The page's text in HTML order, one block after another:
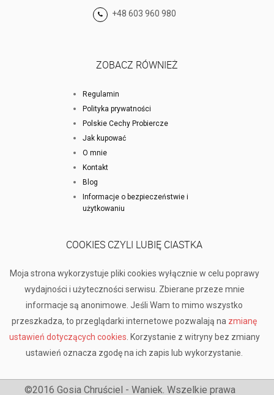
+48 603 960 980
ZOBACZ RÓWNIEŻ
Regulamin
Polityka prywatności
Polskie Cechy Probiercze
Jak kupować
O mnie
Kontakt
Blog
Informacje o bezpieczeństwie i
użytkowaniu
COOKIES CZYLI LUBIĘ CIASTKA
Moja strona wykorzystuje pliki cookies wyłącznie w celu poprawy
wydajności i użyteczności serwisu. Zbierane przeze mnie
informacje są anonimowe. Jeśli Wam to mimo wszystko
przeszkadza, to przeglądarki internetowe pozwalają na zmianę
ustawień dotyczących cookies . Korzystanie z witryny bez zmiany
ustawień oznacza zgodę na ich zapis lub wykorzystanie.
©2016 Gosia Chruściel - Waniek. Wszelkie prawa